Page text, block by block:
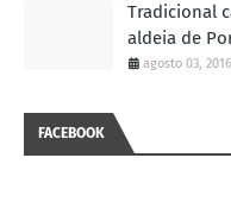
Tradicional
aldeia de
agosto 03, 2016
FACEBOOK